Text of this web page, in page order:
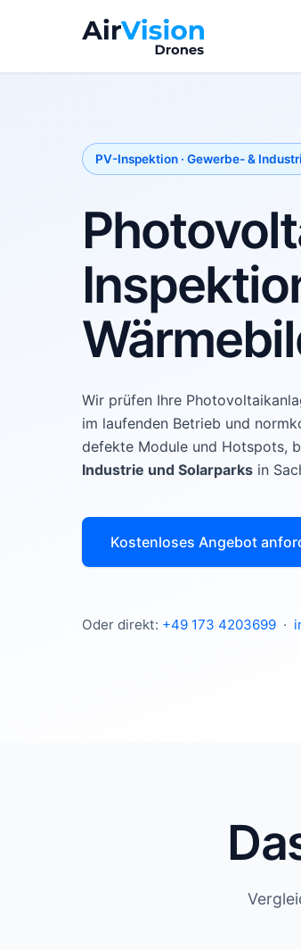
PV-Inspektion · Gewerbe- &
Wir prüfen Ihre
im laufenden Betrieb und
defekte Module und Hotspots,
Industrie und Solarparks in
Kostenloses Angebot
Oder direkt: +49 173 4203699 ·